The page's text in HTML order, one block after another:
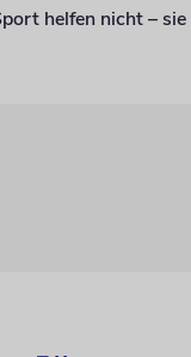
helfen nicht –